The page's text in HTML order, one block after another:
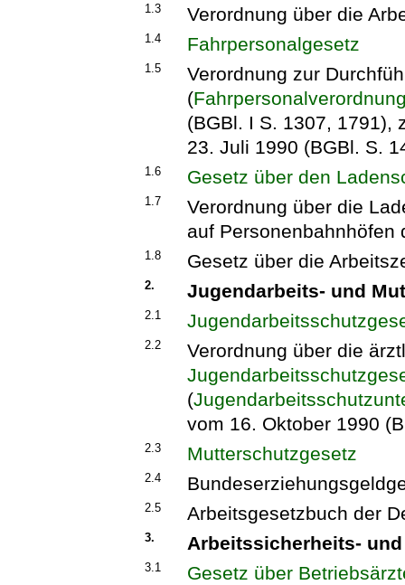
1.3 Verordnung über die
1.4 Fahrpersonalgesetz
1.5
Verordnung zur
(
(BGBl. I S. 1307, 1791),
23. Juli 1990 (BGBl. S.
1.6 Gesetz über den
1.7
Verordnung über die
auf Personenbahnhöfen
1.8 Gesetz über die
2. Jugendarbeits- und
2.1
2.2
Verordnung über die
(
vom 16. Oktober 1990
2.3 Mutterschutzgesetz
2.4
2.5 Arbeitsgesetzbuch der
3. Arbeitssicherheits-
3.1
Gesetz über